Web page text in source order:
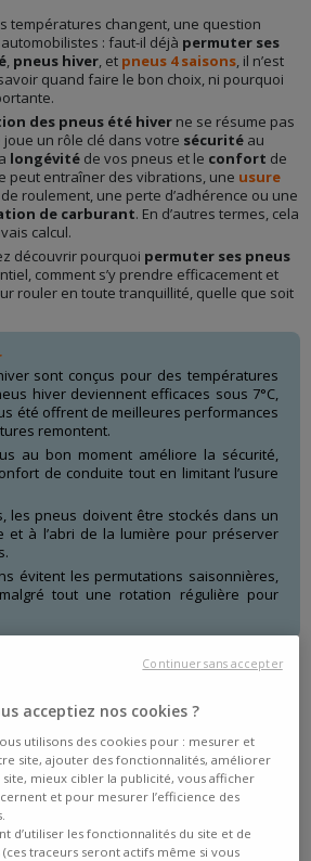
températures changent, une question
: faut-il déjà permuter ses
, pneus hiver, et pneus 4 saisons, il n’est
quand faire le bon choix, ni pourquoi
des pneus été hiver ne se résume pas
un rôle clé dans votre sécurité au
longévité de vos pneus et le confort de
peut entraîner des vibrations, une usure
roulement, une perte d’adhérence ou une
de carburant. En d’autres termes, cela
calcul.
découvrir pourquoi permuter ses pneus
comment s’y prendre efficacement et
rouler en toute tranquillité, quelle que soit
sont conçus pour des températures
hiver deviennent efficaces sous 7°C,
été offrent de meilleures performances
remontent.
au bon moment améliore la sécurité,
de conduite tout en limitant l’usure
les pneus doivent être stockés dans un
et à l’abri de la lumière pour préserver
évitent les permutations saisonnières,
tout une rotation régulière pour
acceptiez nos cookies ?
utilisons des cookies pour : mesurer et
site, ajouter des fonctionnalités, améliorer
mieux cibler la publicité, vous afficher
et pour mesurer l’efficience des
d’utiliser les fonctionnalités du site et de
traceurs seront actifs même si vous
Continuer sans accepter